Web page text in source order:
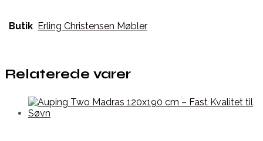
Butik Erling Christensen Møbler
Relaterede varer